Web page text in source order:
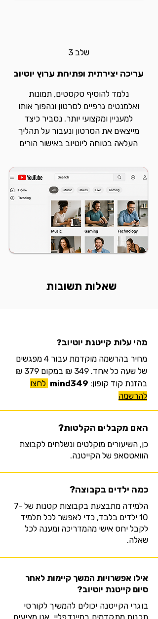
שלב 3
עריכה יצירתית ופתיחת ערוץ יוטיוב
נלמד להוסיף טקסטים, תמונות
ואלמנטים גרפיים לסרטון ונהפוך אותו
למעניין ומקצועי יותר. נסביר כיצד
מייצאים את הסרטון ונעבור על תהליך
העלאה בטוחה ליוטיוב באישור הורים
שאלות תשובות
האם מקבלים הקלטות?
כן, השיעורים מוקלטים ונשלחים לקבוצת
הוואטסאפ של הקייטנה.
כמה ילדים בקבוצה?
הלמידה מתבצעת בקבוצות קטנות של 7-
10 ילדים בלבד, כדי לאפשר לכל תלמיד
לקבל יחס אישי מהמדריכה ומענה לכל
שאלה.
אילו אפשרויות המשך קיימות לאחר
סיום קייטנת יוטיוב?
בוגרי הקייטנה יכולים להמשיך לקורסי
תכנות מתקדמים במיינדפליי. אנו מציעים
מהי עלות קייטנת יוטיוב?
מחיר בהרשמה מוקדמת עבור 4 מפגשים
של שעה כל אחד. 349 ₪ במקום 379 ₪
בהזנת קוד קופון: mind349 לחצו
להרשמה